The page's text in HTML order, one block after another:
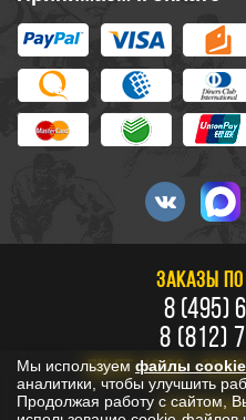
ЗАКАЗЫ
8 (495)
8 (812)
ПН-ПТ: 10:00 -
Мы используем файлы cookie
аналитики, чтобы улучшить
Продолжая работу с сайтом,